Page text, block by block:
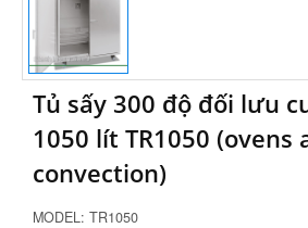
Tủ sấy 300 độ đối lưu
1050 lít TR1050 (ovens
convection)
MODEL: TR1050